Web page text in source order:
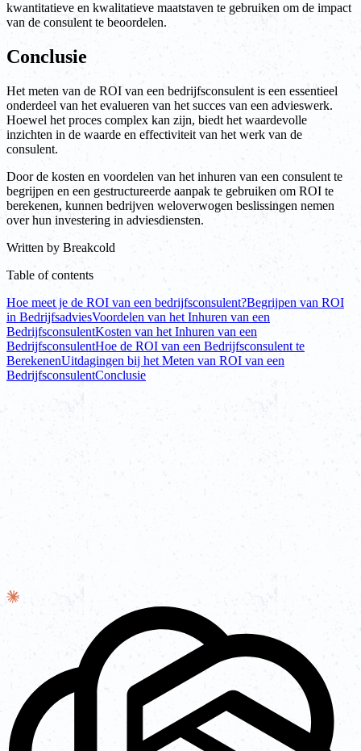
kwantitatieve en kwalitatieve maatstaven te gebruiken om de impact
van de consulent te beoordelen.
Conclusie
Het meten van de ROI van een bedrijfsconsulent is een essentieel
onderdeel van het evalueren van het succes van een advieswerk.
Hoewel het proces complex kan zijn, biedt het waardevolle
inzichten in de waarde en effectiviteit van het werk van de
consulent.
Door de kosten en voordelen van het inhuren van een consulent te
begrijpen en een gestructureerde aanpak te gebruiken om ROI te
berekenen, kunnen bedrijven weloverwogen beslissingen nemen
over hun investering in adviesdiensten.
Written by Breakcold
Table of contents
Hoe meet je de ROI van een bedrijfsconsulent?Begrijpen van ROI
in BedrijfsadviesVoordelen van het Inhuren van een
BedrijfsconsulentKosten van het Inhuren van een
BedrijfsconsulentHoe de ROI van een Bedrijfsconsulent te
BerekenenUitdagingen bij het Meten van ROI van een
BedrijfsconsulentConclusie